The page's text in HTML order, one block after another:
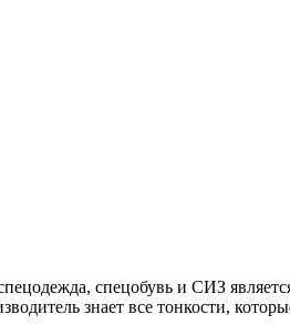
спецобувь и СИЗ
знает все тонкости,